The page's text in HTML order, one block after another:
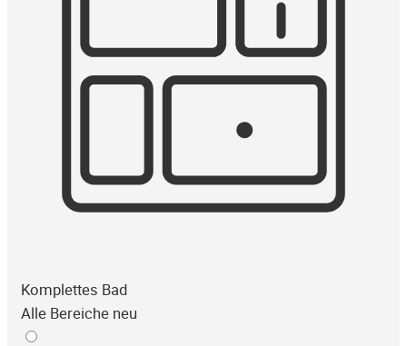
Komplettes Bad
Alle Bereiche neu